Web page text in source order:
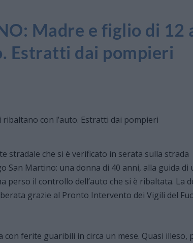
Madre e figlio di 12
Estratti dai pompieri
stradale che si è verificato in serata sulla strada
San Martino: una donna di 40 anni, alla guida di
perso il controllo dell’auto che si è ribaltata. La
grazie al Pronto Intervento dei Vigili del
con ferite guaribili in circa un mese. Quasi illeso,